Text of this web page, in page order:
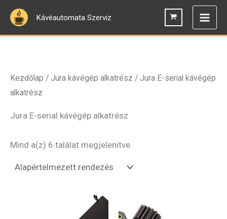
Skip
content
Kávéautomata Szerviz
Kezdőlap / Jura kávégép alkatrész / Jura E-serial kávégép
alkatrész
Jura E-serial kávégép alkatrész
Mind a(z) 6 találat megjelenítve